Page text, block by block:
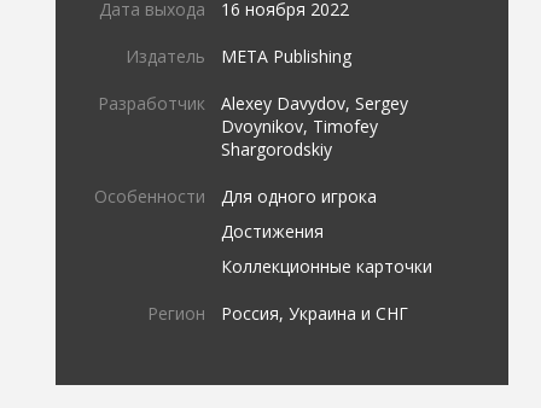
Дата выхода 16 ноября 2022
Издатель META Publishing
Разработчик
Alexey Davydov, Sergey
Dvoynikov, Timofey
Shargorodskiy
Особенности
Для одного игрока
Достижения
Коллекционные карточки
Регион Россия, Украина и СНГ